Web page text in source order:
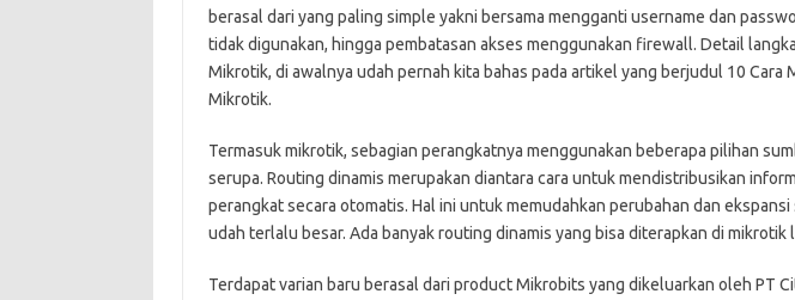
berasal dari yang paling simple yakni bersama mengganti username dan
tidak digunakan, hingga pembatasan akses menggunakan firewall. Detail
Mikrotik, di awalnya udah pernah kita bahas pada artikel yang berjudul 10 Cara
Mikrotik.
Termasuk mikrotik, sebagian perangkatnya menggunakan beberapa pilihan
serupa. Routing dinamis merupakan diantara cara untuk mendistribusikan
perangkat secara otomatis. Hal ini untuk memudahkan perubahan dan ekspansi
udah terlalu besar. Ada banyak routing dinamis yang bisa diterapkan di mikrotik
Terdapat varian baru berasal dari product Mikrobits yang dikeluarkan oleh PT